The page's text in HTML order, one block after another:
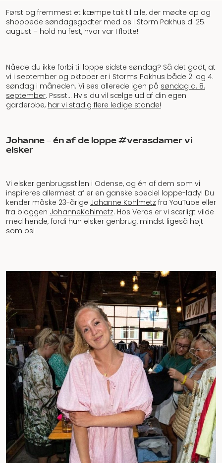
Først og fremmest et kæmpe tak til alle, der mødte op og
shoppede søndagsgodter med os i Storm Pakhus d. 25.
august – hold nu fest, hvor var I flotte!
Nåede du ikke forbi til loppe sidste søndag? Så det godt, at
vi i september og oktober er i Storms Pakhus både 2. og 4.
søndag i måneden. Vi ses allerede igen på søndag d. 8.
september. Pssst… Hvis du vil sælge ud af din egen
garderobe, har vi stadig flere ledige stande!
Johanne – én af de loppe #verasdamer vi
elsker
Vi elsker genbrugsstilen i Odense, og én af dem som vi
inspireres allermest af er en ganske speciel loppe-lady! Du
kender måske 23-årige Johanne Kohlmetz fra YouTube eller
fra bloggen JohanneKohlmetz. Hos Veras er vi særligt vilde
med hende, fordi hun elsker genbrug, mindst ligeså højt
som os!